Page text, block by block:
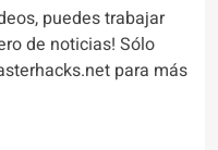
puedes trabajar
de noticias! Sólo
para más